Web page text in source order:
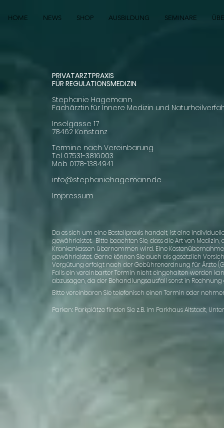
HOME NEWS SHOP AUSBILDUNG SEMINARE
PRIVATARZTPRAXIS
FÜR REGULATIONSMEDIZIN
Stephanie Hagemann
Fachärztin für Innere Medizin und
Inselgasse 17
78462 Konstanz
Termine nach Vereinbarung
Tel 07531-3816003
Mob 0178-1384941
info@stephaniehagemann.de
Impressum
Da es sich um eine Bestellpraxis handelt, ist eine
gewährleistet. Bitte beachten Sie, dass die Art von
Krankenkassen übernommen wird. Eine
gewährleistet. Gerne können Sie auch als gesetzlich
Vergütung erfolgt nach der Gebührenordnung für Ärzte
Falls ein vereinbarter Termin nicht eingehalten werden
abzusagen, da der Behandlungsausfall sonst in Rechnung
Bitte vereinbaren Sie telefonisch einen Termin oder
Parken: Parkplätze finden Sie z.B. im Parkhaus Altstadt,